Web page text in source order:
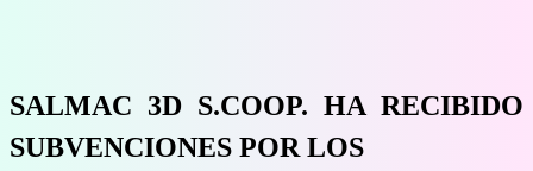
SALMAC 3D S.COOP. HA RECIBIDO
SUBVENCIONES POR LOS